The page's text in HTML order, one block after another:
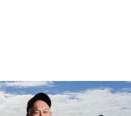
组统称为“阿尔托作品”
、市政、社区及文化建筑。
的说明，这些作品展现了“以
有同理心的设计理念，体现